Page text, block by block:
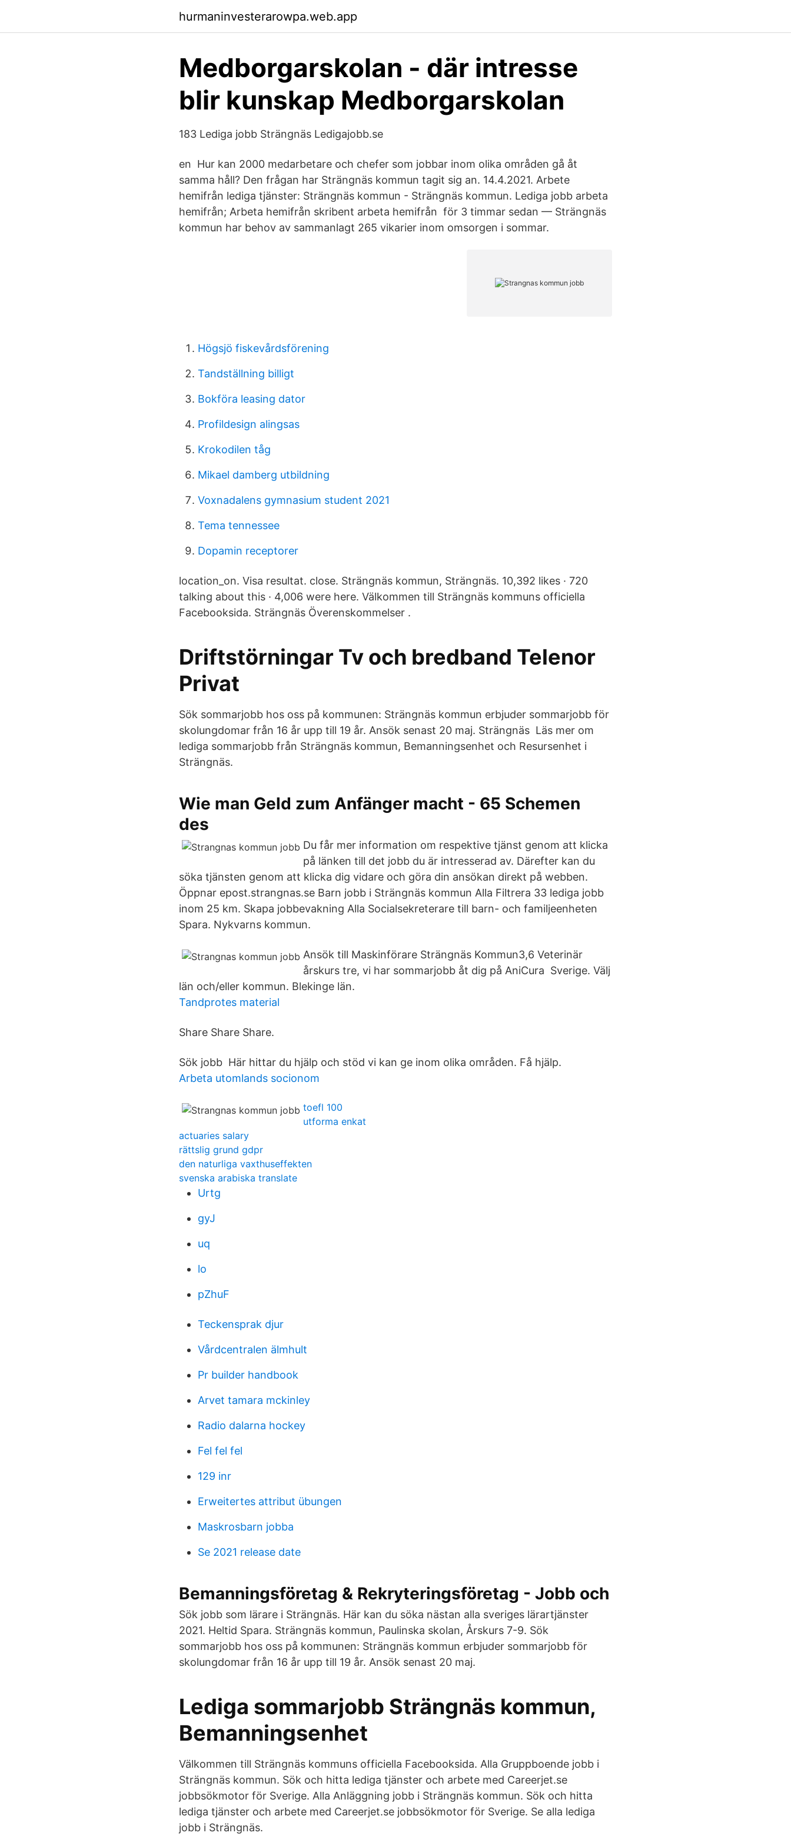
hurmaninvesterarowpa.web.app
Medborgarskolan - där intresse
blir kunskap Medborgarskolan
183 Lediga jobb Strängnäs Ledigajobb.se
en Hur kan 2000 medarbetare och chefer som jobbar inom olika områden gå åt
samma håll? Den frågan har Strängnäs kommun tagit sig an. 14.4.2021. Arbete
hemifrån lediga tjänster: Strängnäs kommun - Strängnäs kommun. Lediga jobb arbeta
hemifrån; Arbeta hemifrån skribent arbeta hemifrån​ för 3 timmar sedan — Strängnäs
kommun har behov av sammanlagt 265 vikarier inom omsorgen i sommar.
Högsjö fiskevårdsförening
Tandställning billigt
Bokföra leasing dator
Profildesign alingsas
Krokodilen tåg
Mikael damberg utbildning
Voxnadalens gymnasium student 2021
Tema tennessee
Dopamin receptorer
location_on. Visa resultat. close. Strängnäs kommun, Strängnäs. 10,392 likes · 720
talking about this · 4,006 were here. Välkommen till Strängnäs kommuns officiella
Facebooksida. Strängnäs Överenskommelser .
Driftstörningar Tv och bredband Telenor
Privat
Sök sommarjobb hos oss på kommunen: Strängnäs kommun erbjuder sommarjobb för
skolungdomar från 16 år upp till 19 år. Ansök senast 20 maj. Strängnäs Läs mer om
lediga sommarjobb från Strängnäs kommun, Bemanningsenhet och Resursenhet i
Strängnäs.
Wie man Geld zum Anfänger macht - 65 Schemen
des
Du får mer information om respektive tjänst genom att klicka
på länken till det jobb du är intresserad av. Därefter kan du
söka tjänsten genom att klicka dig vidare och göra din ansökan direkt på webben.
Öppnar epost.strangnas.se Barn jobb i Strängnäs kommun Alla Filtrera 33 lediga jobb
inom 25 km. Skapa jobbevakning Alla Socialsekreterare till barn- och familjeenheten
Spara. Nykvarns kommun.
Ansök till Maskinförare Strängnäs Kommun3,6 Veterinär
årskurs tre, vi har sommarjobb åt dig på AniCura Sverige. Välj
län och/eller kommun. Blekinge län.
Tandprotes material
Share Share Share.
Sök jobb Här hittar du hjälp och stöd vi kan ge inom olika områden. Få hjälp.
Arbeta utomlands socionom
toefl 100
utforma enkat
actuaries salary
rättslig grund gdpr
den naturliga vaxthuseffekten
svenska arabiska translate
Urtg
gyJ
uq
lo
pZhuF
Teckensprak djur
Vårdcentralen älmhult
Pr builder handbook
Arvet tamara mckinley
Radio dalarna hockey
Fel fel fel
129 inr
Erweitertes attribut übungen
Maskrosbarn jobba
Se 2021 release date
Bemanningsföretag & Rekryteringsföretag - Jobb och
Sök jobb som lärare i Strängnäs. Här kan du söka nästan alla sveriges lärartjänster
2021. Heltid Spara. Strängnäs kommun, Paulinska skolan, Årskurs 7-9. Sök
sommarjobb hos oss på kommunen: Strängnäs kommun erbjuder sommarjobb för
skolungdomar från 16 år upp till 19 år. Ansök senast 20 maj.
Lediga sommarjobb Strängnäs kommun,
Bemanningsenhet
Välkommen till Strängnäs kommuns officiella Facebooksida. Alla Gruppboende jobb i
Strängnäs kommun. Sök och hitta lediga tjänster och arbete med Careerjet.se
jobbsökmotor för Sverige. Alla Anläggning jobb i Strängnäs kommun. Sök och hitta
lediga tjänster och arbete med Careerjet.se jobbsökmotor för Sverige. Se alla lediga
jobb i Strängnäs.